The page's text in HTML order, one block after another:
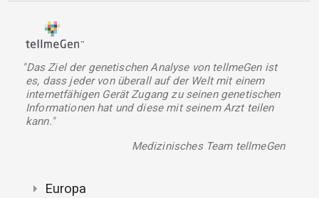
"Das Ziel der genetischen Analyse von tellmeGen ist
es, dass jeder von überall auf der Welt mit einem
internetfähigen Gerät Zugang zu seinen genetischen
Informationen hat und diese mit seinem Arzt teilen
kann."
Medizinisches Team tellmeGen
Europa